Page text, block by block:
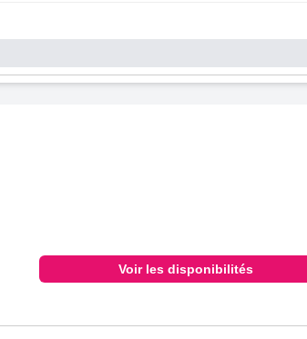
Voir les disponibilités